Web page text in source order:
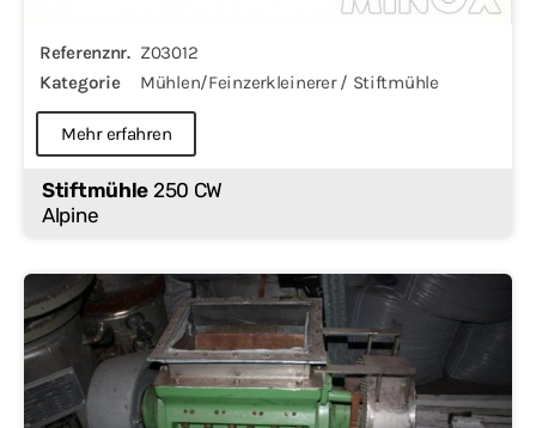
Referenznr. Z03012
Kategorie
Mühlen/Feinzerkleinerer / Stiftmühle
Mehr erfahren
Stiftmühle 250 CW
Alpine